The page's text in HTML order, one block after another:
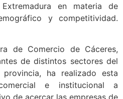
en materia de
y competitividad.
de Comercio de Cáceres,
de distintos sectores del
ha realizado esta
e institucional a